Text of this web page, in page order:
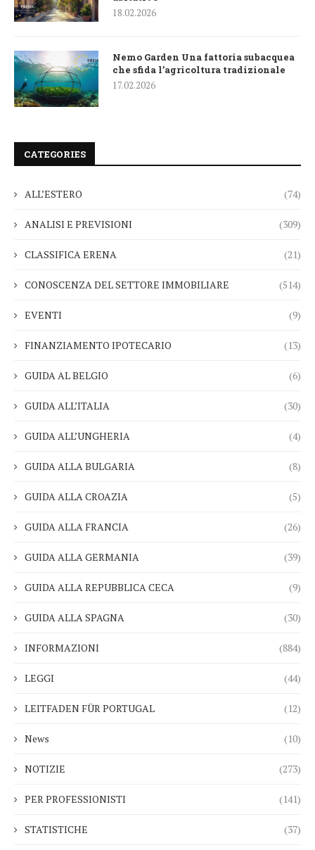
18.02.2026
Nemo Garden Una fattoria subacquea
che sfida l’agricoltura tradizionale
17.02.2026
CATEGORIES
ALL’ESTERO (74)
ANALISI E PREVISIONI (309)
CLASSIFICA ERENA (21)
CONOSCENZA DEL SETTORE IMMOBILIARE (514)
EVENTI (9)
FINANZIAMENTO IPOTECARIO (13)
GUIDA AL BELGIO (6)
GUIDA ALL’ITALIA (30)
GUIDA ALL’UNGHERIA (4)
GUIDA ALLA BULGARIA (8)
GUIDA ALLA CROAZIA (5)
GUIDA ALLA FRANCIA (26)
GUIDA ALLA GERMANIA (39)
GUIDA ALLA REPUBBLICA CECA (9)
GUIDA ALLA SPAGNA (30)
INFORMAZIONI (884)
LEGGI (44)
LEITFADEN FÜR PORTUGAL (12)
News (10)
NOTIZIE (273)
PER PROFESSIONISTI (141)
STATISTICHE (37)